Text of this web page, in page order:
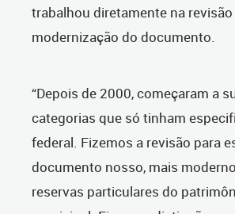
trabalhou diretamente na revisão
modernização do documento.
“Depois de 2000, começaram a
categorias que só tinham
federal. Fizemos a revisão para
documento nosso, mais
reservas particulares do